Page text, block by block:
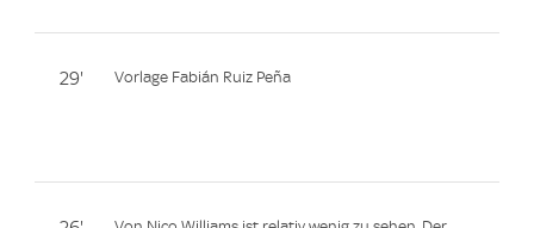
29' Vorlage Fabián Ruiz Peña